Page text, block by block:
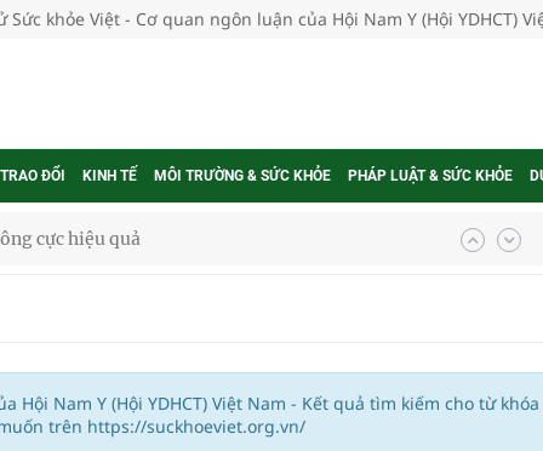
Sức khỏe Việt - Cơ quan ngôn luận của Hội Nam Y (Hội YDHCT)
ĐỔI KINH TẾ MÔI TRƯỜNG & SỨC KHỎE PHÁP LUẬT & SỨC KHỎE
cực hiệu quả
thực tế
Hội Nam Y (Hội YDHCT) Việt Nam - Kết quả tìm kiếm cho từ khóa
trên https://suckhoeviet.org.vn/